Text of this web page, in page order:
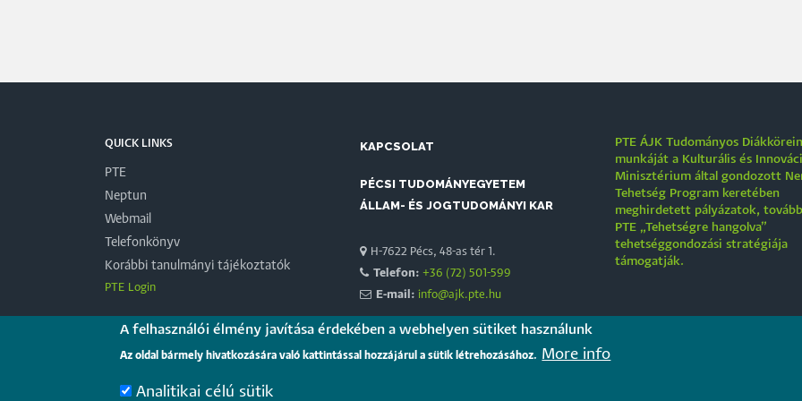
QUICK LINKS
PTE
Neptun
Webmail
Telefonkönyv
Korábbi tanulmányi tájékoztatók
PTE Login
KAPCSOLAT
PÉCSI TUDOMÁNYEGYETEM
ÁLLAM- ÉS JOGTUDOMÁNYI KAR
H-7622 Pécs, 48-as tér 1.
Telefon: +36 (72) 501-599
E-mail: info@ajk.pte.hu
PTE ÁJK Tudományos
munkáját a Kulturális és
Minisztérium által gondozott
Tehetség Program keretében
meghirdetett pályázatok,
PTE „Tehetségre hangolva”
tehetséggondozási stratégiája
támogatják.
A felhasználói élmény javítása érdekében a webhelyen sütiket használunk
Az oldal bármely hivatkozására való kattintással hozzájárul a sütik létrehozásához. More info
Analitikai célú sütik